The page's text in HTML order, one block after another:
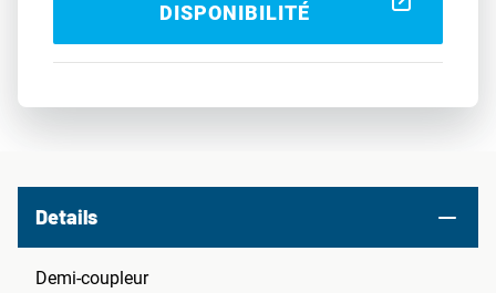
DISPONIBILITÉ
Details
Demi-coupleur